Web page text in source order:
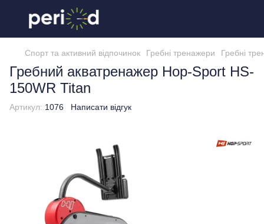
Спорт та активний відпочинок Гребні тренажери Гребні
Гребний акватренажер Hop-Sport HS-
150WR Titan
Артикул: 1076 Написати відгук